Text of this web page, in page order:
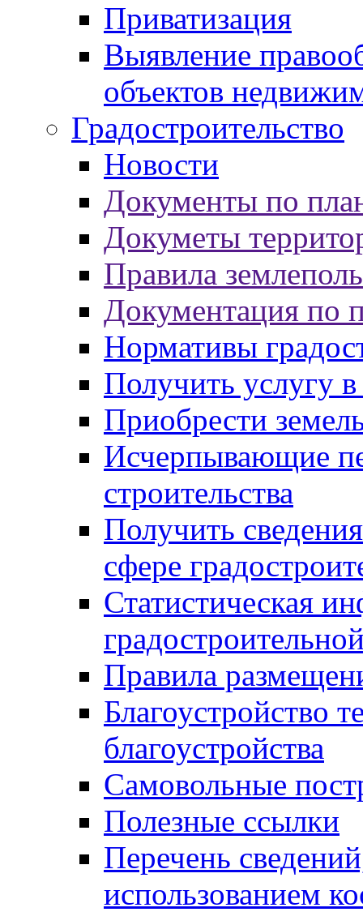
Приватизация
Выявление
объектов
Градостроительство
Новости
Документы по
Докуметы
Правила
Документация по
Нормативы
Получить услугу в
Приобрести
Исчерпывающие
строительства
Получить
сфере
Статистическая
Правила
Благоустройство
благоустройства
Самовольные
Полезные ссылки
Перечень
использованием